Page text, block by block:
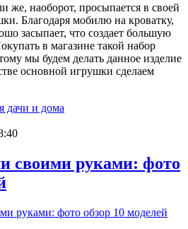
же, наоборот, просыпается в своей
Благодаря мобилю на кроватку,
засыпает, что создает большую
в магазине такой набор
мы будем делать данное изделие
основной игрушки сделаем
дачи и дома
своими руками: фото